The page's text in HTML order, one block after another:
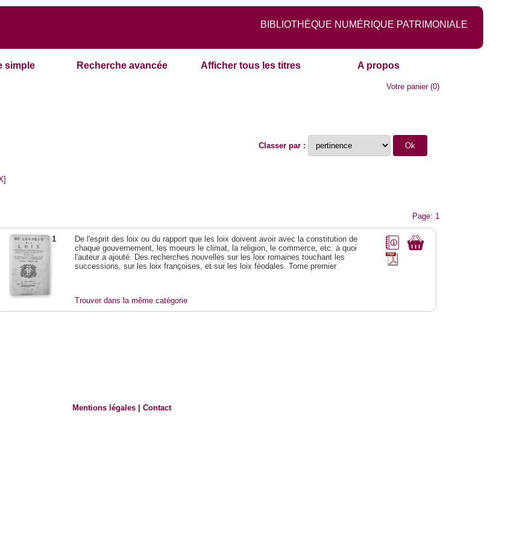
BIBLIOTHÈQUE NUMÉRIQUE PATRIMONIALE
simple Recherche avancée Afficher tous les titres A propos
Votre panier(0)
Classer par :
Page: 1
1
De l'esprit des loix ou du rapport que les loix doivent avoir avec la constitution de
chaque gouvernement, les moeurs le climat, la religion, le commerce, etc. à quoi
l'auteur a ajouté. Des recherches nouvelles sur les loix romaines touchant les
successions, sur les loix françoises, et sur les loix féodales. Tome premier
Trouver dans la même catégorie
Mentions légales |Contact